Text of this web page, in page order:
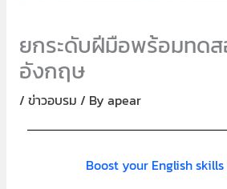
ยกระดับฝีมือพร้อมทด
อังกฤษ
/ ข่าวอบรม / By apear
Boost your English